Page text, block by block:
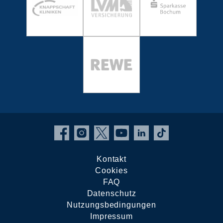
Kontakt
Cookies
FAQ
Datenschutz
Nutzungsbedingungen
Impressum